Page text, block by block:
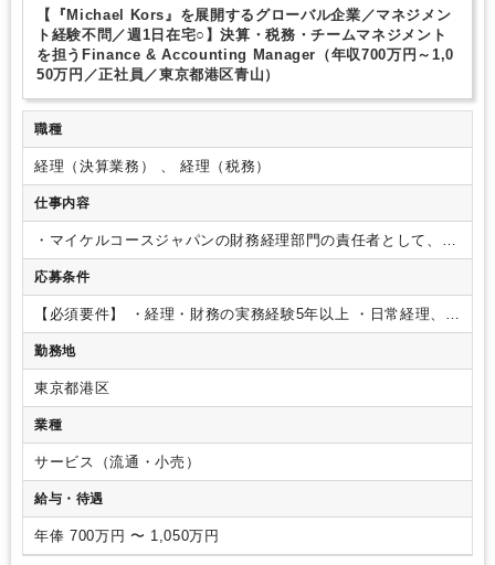
【『Michael Kors』を展開するグローバル企業／マネジメン
ト経験不問／週1日在宅○】決算・税務・チームマネジメント
を担うFinance & Accounting Manager（年収700万円～1,0
50万円／正社員／東京都港区青山）
職種
経理（決算業務） 、 経理（税務）
仕事内容
・マイケルコースジャパンの財務経理部門の責任者として、一
般会計、売掛金、買掛金、原価計算、棚卸資産会計、資金管
理、収益認識、税務を含むすべての会計関連業務を統括する。
・月次および年次決算業務を主導し、月次および年次財務諸表
の適時かつ正確な作成およびレポーティングを行う。 ・税務
申告や金融機関向けの財務報告を含むレポーティングを統括す
る。・会計基準および社内ポリシーへの準拠を確保し、会計
論点の調査、解釈、および判断を行う。
十分な内部統制を確保する。・海外のシェアードサービスセ
ンターによる経理業務を統括・管理し、サービス品質およびコ
導・育成を通じて、高パフォーマンスな組織を構築する。
年次予算策定およびフォーキャストプロセスを統括し、予実差
異分析および経営層への報告を行い、また、財務および戦略の
観点から有用な分析および提言を行い、経営意思決定を支援す
る。・日本および韓国の各法人の経理データの連結レポーテ
応募条件
【必須要件】 ・経理・財務の実務経験5年以上 ・日常経理、決
算業務（月次・年次）、税務対応の実務経験・財務諸表（PL
／BS）の作成またはレビューに関する実務経験
準（J-GAAP）または米国会計基準（US GAAP）の知識・実
務経験・Microsoft Excelを用いたデータ集計・分析スキル
（基本関数・ピボット等）
ミュニケーションが取れる方 【歓迎要件】・マネジメント経
験・英語でのコミュニケーションスキル
ステムの使用経験 【求める人物像】・主体的に業務に取り組
み、課題解決や業務改善に前向きに取り組める方
ーシップを発揮し、チームを牽引できる方
勤務地
東京都港区
業種
サービス（流通・小売）
給与・待遇
年俸 700万円 〜 1,050万円